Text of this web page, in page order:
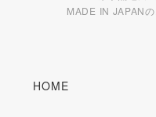
MADE IN JAPAN
HOME